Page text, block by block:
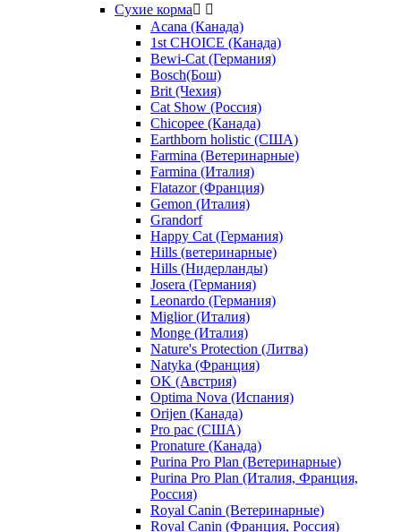
Сухие корма 
Acana (Канада)
1st CHOICE (Канада)
Bewi-Cat (Германия)
Bosch(Бош)
Brit (Чехия)
Cat Show (Россия)
Chicopee (Канада)
Earthborn holistic (США)
Farmina (Ветеринарные)
Farmina (Италия)
Flatazor (Франция)
Gemon (Италия)
Grandorf
Happy Cat (Германия)
Hills (ветеринарные)
Hills (Нидерланды)
Josera (Германия)
Leonardo (Германия)
Miglior (Италия)
Monge (Италия)
Nature's Protection (Литва)
Natyka (Франция)
OK (Австрия)
Optima Nova (Испания)
Orijen (Канада)
Pro pac (США)
Pronature (Канада)
Purina Pro Plan (Ветеринарные)
Purina Pro Plan (Италия, Франция,
Россия)
Royal Canin (Ветеринарные)
Royal Canin (Франция, Россия)